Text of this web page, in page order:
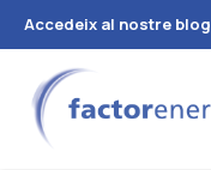
Accedeix al nostre blog